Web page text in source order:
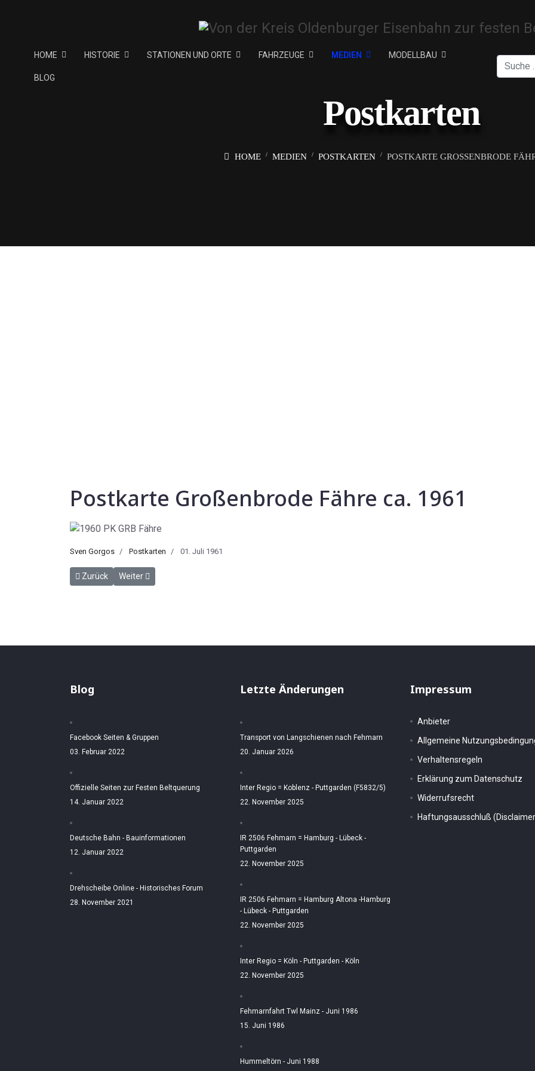
HOME HISTORIE STATIONEN UND ORTE FAHRZEUGE MEDIEN MODELLBAU
BLOG
Suchen
Postkarten
HOME MEDIEN POSTKARTEN POSTKARTE GROSSENBRODE
Postkarte Großenbrode Fähre ca. 1961
Sven Gorgos Postkarten 01. Juli 1961
Vorheriger Beitrag: Postkarten Set Insel Fehmarn ca. 1960
Zurück Nächster Beitrag: Großenbrode Kai mit FS Theodor Heuss - Schöning Verlag gelaufen 1962
Weiter
Blog
Facebook Seiten & Gruppen
03. Februar 2022
Offizielle Seiten zur Festen Beltquerung
14. Januar 2022
Deutsche Bahn - Bauinformationen
12. Januar 2022
Drehscheibe Online - Historisches Forum
28. November 2021
Letzte Änderungen
Transport von Langschienen nach Fehmarn
20. Januar 2026
Inter Regio = Koblenz - Puttgarden (F5832/5)
22. November 2025
IR 2506 Fehmarn = Hamburg - Lübeck -
Puttgarden
22. November 2025
IR 2506 Fehmarn = Hamburg Altona -Hamburg
- Lübeck - Puttgarden
22. November 2025
Inter Regio = Köln - Puttgarden - Köln
22. November 2025
Fehmarnfahrt Twl Mainz - Juni 1986
15. Juni 1986
Hummeltörn - Juni 1988
Impressum
Anbieter
Allgemeine
Verhaltensregeln
Erklärung zum Datenschutz
Widerrufsrecht
Haftungsausschluß